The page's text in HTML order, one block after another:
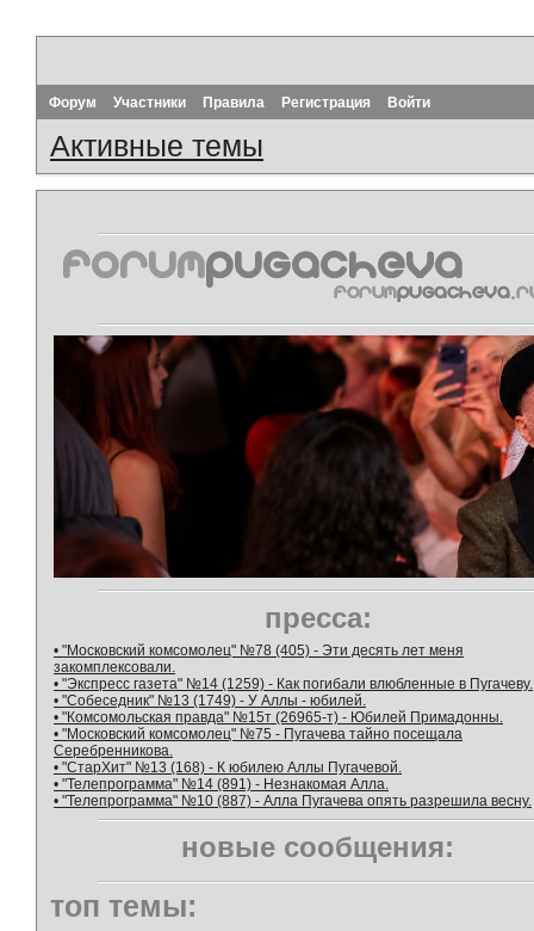
Форум Участники Правила Регистрация Войти
Активные темы
пресса:
• "Московский комсомолец" №78 (405) - Эти десять лет меня
закомплексовали.
• "Экспресс газета" №14 (1259) - Как погибали влюбленные в Пугачеву.
• "Собеседник" №13 (1749) - У Аллы - юбилей.
• "Комсомольская правда" №15т (26965-т) - Юбилей Примадонны.
• "Московский комсомолец" №75 - Пугачева тайно посещала
Серебренникова.
• "СтарХит" №13 (168) - К юбилею Аллы Пугачевой.
• "Телепрограмма" №14 (891) - Незнакомая Алла.
• "Телепрограмма" №10 (887) - Алла Пугачева опять разрешила весну.
новые сообщения:
топ темы: